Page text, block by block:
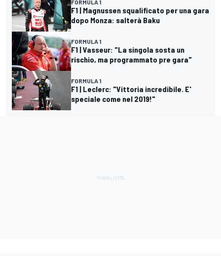
FORMULA 1
F1 | Magnussen squalificato per una gara
dopo Monza: salterà Baku
FORMULA 1
F1 | Vasseur: "La singola sosta un
rischio, ma programmato pre gara"
FORMULA 1
F1 | Leclerc: "Vittoria incredibile. E'
speciale come nel 2019!"